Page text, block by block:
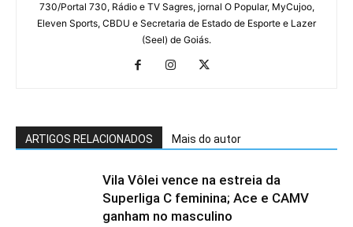
730/Portal 730, Rádio e TV Sagres, jornal O Popular, MyCujoo,
Eleven Sports, CBDU e Secretaria de Estado de Esporte e Lazer
(Seel) de Goiás.
ARTIGOS RELACIONADOS Mais do autor
Vila Vôlei vence na estreia da
Superliga C feminina; Ace e CAMV
ganham no masculino